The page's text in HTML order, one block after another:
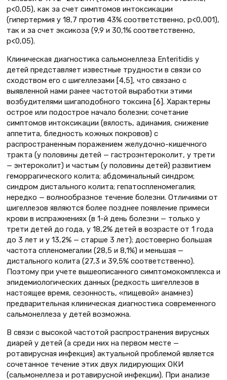
р<0,05), как за счет симптомов интоксикации
(гипертермия у 18,7 против 43% соответственно, р<0,001),
так и за счет эксикоза (9,9 и 30,1% соответственно,
р<0,05).
Клиническая диагностика сальмонеллеза Enteritidis у
детей представляет известные трудности в связи со
сходством его с шигеллезами [4,5], что связано с
выявленной нами ранее частотой выработки этими
возбудителями шигаподобного токсина [6]. Характерны
острое или подострое начало болезни; сочетание
симптомов интоксикации (вялость, адинамия, снижение
аппетита, бледность кожных покровов) с
распространенным поражением желудочно-кишечного
тракта (у половины детей — гастроэнтероколит, у трети
— энтероколит) и частым (у половины детей) развитием
геморрагического колита; абдоминальный синдром;
синдром дистального колита; гепатоспленомегалия;
нередко — волнообразное течение болезни. Отличиями от
шигеллезов являются более позднее появление примеси
крови в испражнениях (в 1-й день болезни — только у
трети детей до года, у 18,2% детей в возрасте от 1 года
до 3 лет и у 13,2% — старше 3 лет); достоверно большая
частота спленомегалии (28,5 и 8,1%) и меньшая —
дистального колита (27,3 и 39,5% соответственно).
Поэтому при учете вышеописанного симптомокомплекса и
эпидемиологических данных (редкость шигеллезов в
настоящее время, сезонность, «пищевой» анамнез)
предварительная клиническая диагностика современного
сальмонеллеза у детей возможна.
В связи с высокой частотой распространения вирусных
диарей у детей (а среди них на первом месте —
ротавирусная инфекция) актуальной проблемой является
сочетанное течение этих двух лидирующих ОКИ
(сальмонеллеза и ротавирусной инфекции). При анализе